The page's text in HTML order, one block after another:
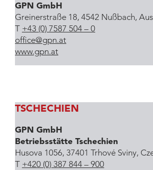
GPN GmbH
Greinerstraße 18, 4542 Nußbach,
T +43 (0) 7587 504 – 0
office@gpn.at
www.gpn.at
TSCHECHIEN
GPN GmbH
Betriebsstätte Tschechien
Husova 1056, 37401 Trhové Sviny,
T +420 (0) 387 844 – 900